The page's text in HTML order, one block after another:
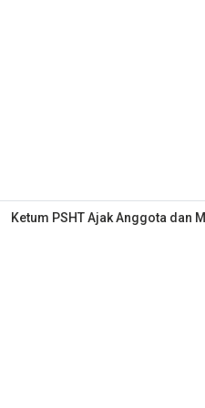
Ketum PSHT Ajak Anggota dan